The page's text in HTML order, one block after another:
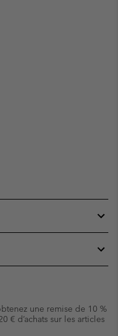
une remise de 10 %
€ d’achats sur les articles